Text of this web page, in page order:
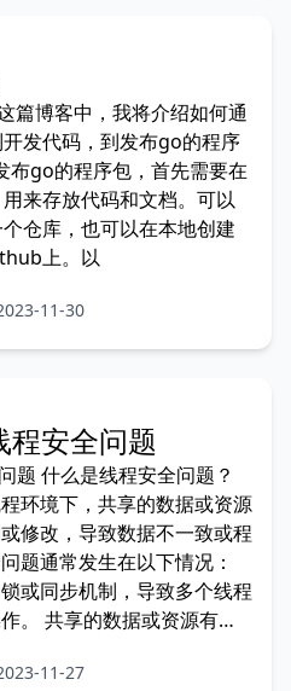
篇博客中，我将介绍如何通
发代码，到发布go的程序
布go的程序包，首先需要在
来存放代码和文档。可以
仓库，也可以在本地创建
上。以
11-30
安全问题
题 什么是线程安全问题？
环境下，共享的数据或资源
修改，导致数据不一致或程
题通常发生在以下情况：
或同步机制，导致多个线程
。 共享的数据或资源有加
11-27